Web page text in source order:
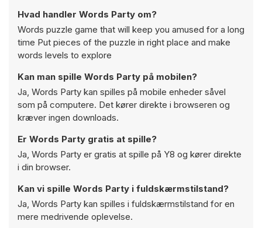
Hvad handler Words Party om?
Words puzzle game that will keep you amused for a long
time Put pieces of the puzzle in right place and make
words levels to explore
Kan man spille Words Party på mobilen?
Ja, Words Party kan spilles på mobile enheder såvel
som på computere. Det kører direkte i browseren og
kræver ingen downloads.
Er Words Party gratis at spille?
Ja, Words Party er gratis at spille på Y8 og kører direkte
i din browser.
Kan vi spille Words Party i fuldskærmstilstand?
Ja, Words Party kan spilles i fuldskærmstilstand for en
mere medrivende oplevelse.